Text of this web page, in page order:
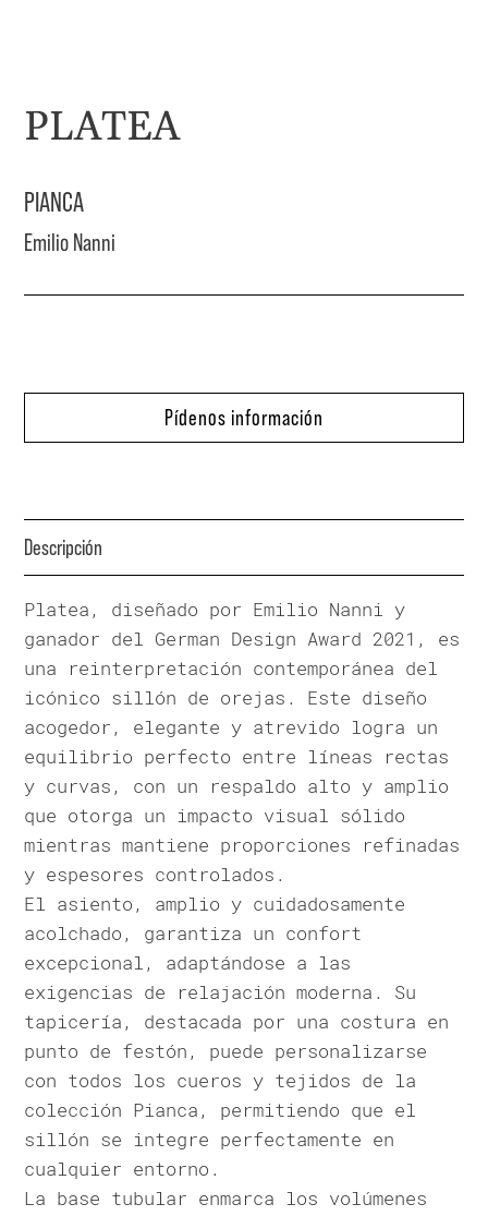
PLATEA
PIANCA
Emilio Nanni
Pídenos información
Descripción
Platea, diseñado por Emilio Nanni y
ganador del German Design Award 2021, es
una reinterpretación contemporánea del
icónico sillón de orejas. Este diseño
acogedor, elegante y atrevido logra un
equilibrio perfecto entre líneas rectas
y curvas, con un respaldo alto y amplio
que otorga un impacto visual sólido
mientras mantiene proporciones refinadas
y espesores controlados.
El asiento, amplio y cuidadosamente
acolchado, garantiza un confort
excepcional, adaptándose a las
exigencias de relajación moderna. Su
tapicería, destacada por una costura en
punto de festón, puede personalizarse
con todos los cueros y tejidos de la
colección Pianca, permitiendo que el
sillón se integre perfectamente en
cualquier entorno.
La base tubular enmarca los volúmenes